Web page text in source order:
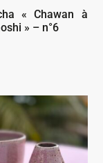
« Chawan à
» – n°6